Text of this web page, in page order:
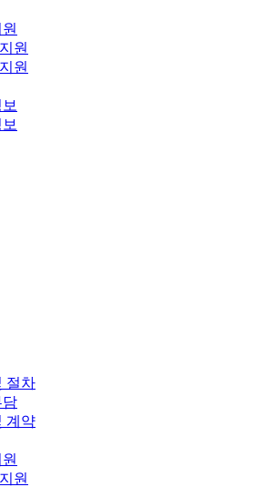
원
원
절차
담
계약
원